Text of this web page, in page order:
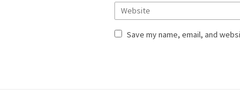
Save my name, email, and